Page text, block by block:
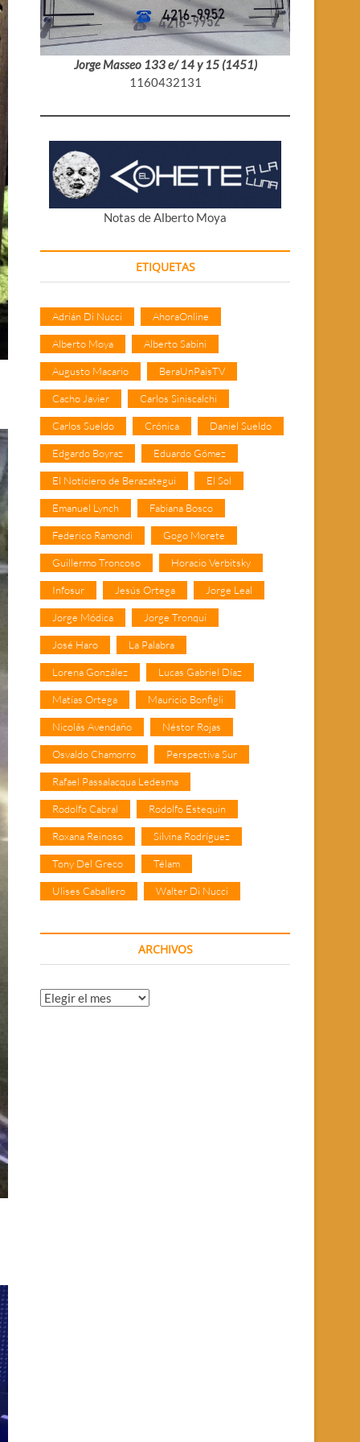
Jorge Masseo 133 e/ 14 y 15 (1451)
1160432131
Notas de Alberto Moya
ETIQUETAS
Adrián Di Nucci AhoraOnline
Alberto Moya Alberto Sabini
Augusto Macario BeraUnPaisTV
Cacho Javier Carlos Siniscalchi
Carlos Sueldo Crónica Daniel Sueldo
Edgardo Boyraz Eduardo Gómez
El Noticiero de Berazategui El Sol
Emanuel Lynch Fabiana Bosco
Federico Ramondi Gogo Morete
Guillermo Troncoso Horacio Verbitsky
Infosur Jesús Ortega Jorge Leal
Jorge Módica Jorge Tronqui
José Haro La Palabra
Lorena González Lucas Gabriel Díaz
Matías Ortega Mauricio Bonfigli
Nicolás Avendaño Néstor Rojas
Osvaldo Chamorro Perspectiva Sur
Rafael Passalacqua Ledesma
Rodolfo Cabral Rodolfo Estequin
Roxana Reinoso Silvina Rodríguez
Tony Del Greco Télam
Ulises Caballero Walter Di Nucci
ARCHIVOS
Archivos